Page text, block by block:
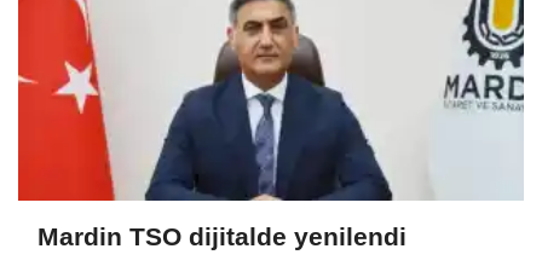
Mardin TSO dijitalde yenilendi